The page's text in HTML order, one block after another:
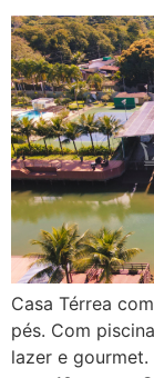
Casa Térrea
pés. Com
lazer e